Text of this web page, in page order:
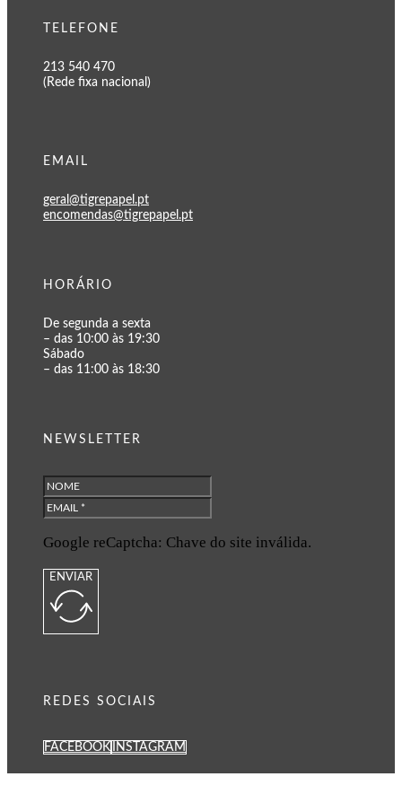
TELEFONE
213 540 470
(Rede fixa nacional)
EMAIL
geral@tigrepapel.pt
encomendas@tigrepapel.pt
HORÁRIO
De segunda a sexta
– das 10:00 às 19:30
Sábado
– das 11:00 às 18:30
NEWSLETTER
Google reCaptcha: Chave do site inválida.
ENVIAR
REDES SOCIAIS
FACEBOOK INSTAGRAM